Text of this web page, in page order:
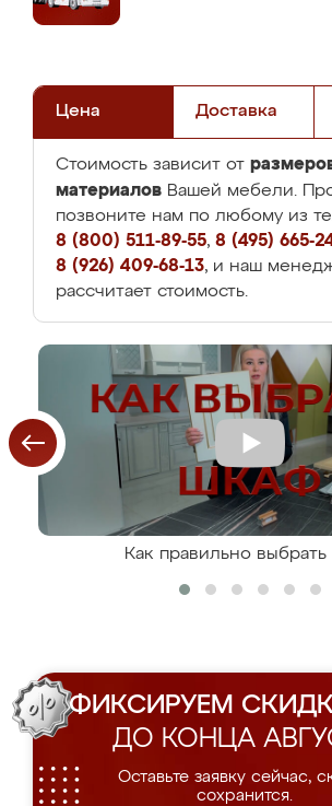
Цена Доставка
Стоимость зависит от
материалов Вашей мебели.
позвоните нам по любому из
8 (800) 511-89-55, 8 (495) 665-
8 (926) 409-68-13, и наш
рассчитает стоимость.
Как правильно
ФИКСИРУЕМ
ДО КОНЦА
Оставьте заявку сейчас,
сохранится.